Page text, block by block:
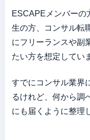
ESCAPEメンバーの
生の方、コンサル転
にフリーランスや副
たい方を想定してい
すでにコンサル業界
るけれど、何から調
にも届くように整理